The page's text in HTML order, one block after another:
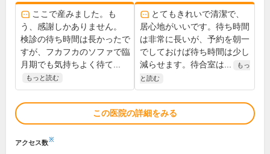
ここで産みました。も
う、感謝しかありません。
検診の待ち時間は長かったで
すが、フカフカのソファで臨
月期でも気持ちよく待て...
もっと読む
とてもきれいで清潔で、
居心地がいいです。待ち時間
は非常に長いが、予約を朝一
でしておけば待ち時間は少し
減らせます。待合室は...
もっ
と読む
この医院の詳細をみる
アクセス数※